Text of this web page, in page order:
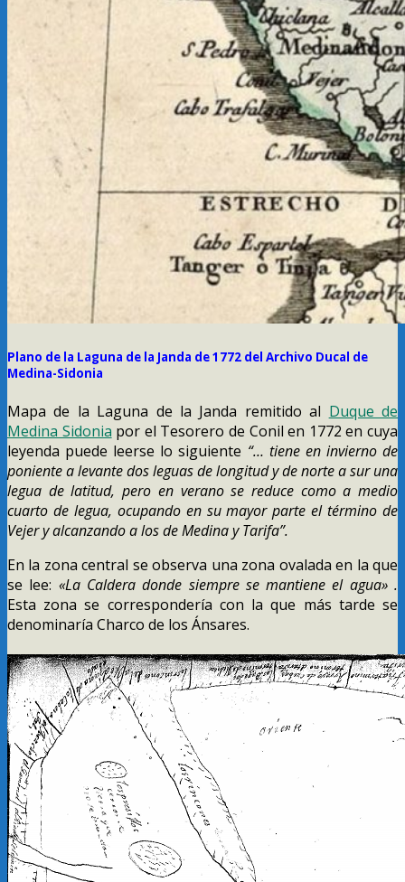
Plano de la Laguna de la Janda de 1772 del Archivo Ducal de
Medina-Sidonia
Mapa de la Laguna de la Janda remitido al Duque de
Medina Sidonia por el Tesorero de Conil en 1772 en cuya
leyenda puede leerse lo siguiente “… tiene en invierno de
poniente a levante dos leguas de longitud y de norte a sur una
legua de latitud, pero en verano se reduce como a medio
cuarto de legua, ocupando en su mayor parte el término de
Vejer y alcanzando a los de Medina y Tarifa”.
En la zona central se observa una zona ovalada en la que
se lee: «La Caldera donde siempre se mantiene el agua» .
Esta zona se correspondería con la que más tarde se
denominaría Charco de los Ánsares.